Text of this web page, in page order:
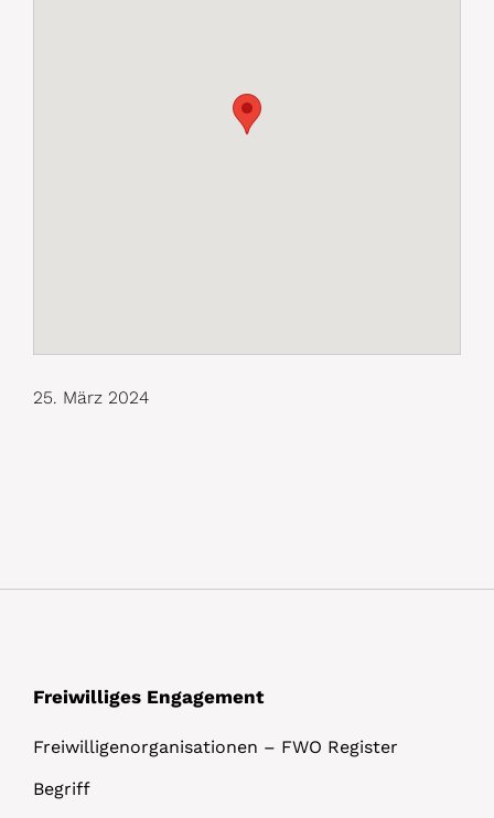
25. März 2024
Freiwilliges Engagement
Freiwilligenorganisationen – FWO Register
Begriff